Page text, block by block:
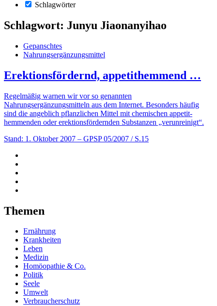
Schlagwörter
Schlagwort: Junyu Jiaonanyihao
Gepanschtes
Nahrungsergänzungsmittel
Erektionsfördernd, appetithemmend …
Regelmäßig warnen wir vor so genannten
Nahrungsergänzungsmitteln aus dem Internet. Besonders häufig
sind die angeblich pflanzlichen Mittel mit chemischen appetit­­
hemmenden oder erektionsfördern­­den Substanzen „verunreinigt“.
Stand: 1. Oktober 2007 – GPSP 05/2007 / S.15
Themen
Ernährung
Krankheiten
Leben
Medizin
Homöopathie & Co.
Politik
Seele
Umwelt
Verbraucherschutz